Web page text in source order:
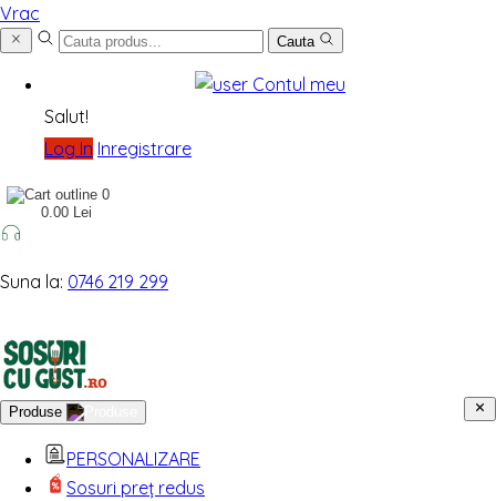
Vrac
Cauta
Contul meu
Salut!
Log In Inregistrare
0
0.00 Lei
Suna la: 0746 219 299
Produse
PERSONALIZARE
Sosuri preț redus